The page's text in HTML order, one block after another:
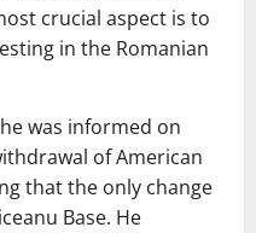
crucial aspect is to
in the Romanian
was informed on
of American
that the only change
Base. He